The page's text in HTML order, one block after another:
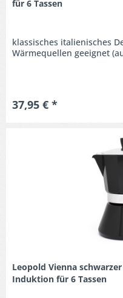
für 6 Tassen
klassisches italienisches
Wärmequellen geeignet
37,95 € *
Leopold Vienna
Induktion für 6 Tassen